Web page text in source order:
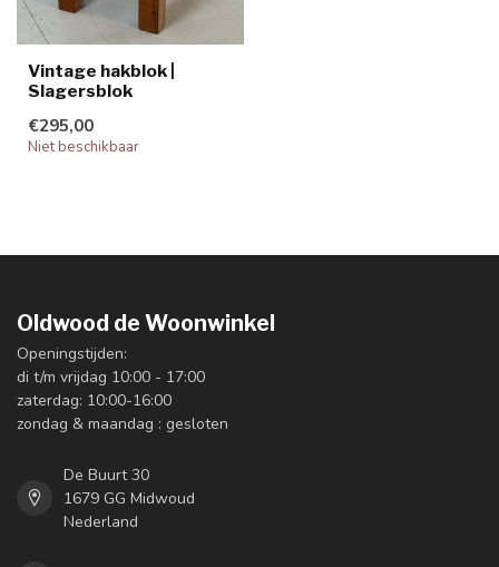
Vintage hakblok |
Slagersblok
€295,00
Niet beschikbaar
Oldwood de Woonwinkel
Openingstijden:
di t/m vrijdag 10:00 - 17:00
zaterdag: 10:00-16:00
zondag & maandag : gesloten
De Buurt 30
1679 GG Midwoud
Nederland